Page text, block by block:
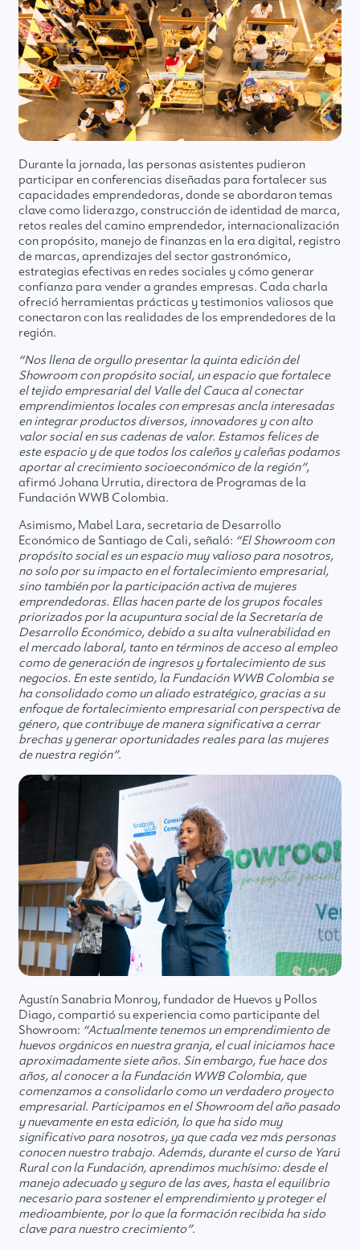
Durante la jornada, las personas asistentes pudieron
participar en conferencias diseñadas para fortalecer sus
capacidades emprendedoras, donde se abordaron temas
clave como liderazgo, construcción de identidad de marca,
retos reales del camino emprendedor, internacionalización
con propósito, manejo de finanzas en la era digital, registro
de marcas, aprendizajes del sector gastronómico,
estrategias efectivas en redes sociales y cómo generar
confianza para vender a grandes empresas. Cada charla
ofreció herramientas prácticas y testimonios valiosos que
conectaron con las realidades de los emprendedores de la
región.
“Nos llena de orgullo presentar la quinta edición del
Showroom con propósito social, un espacio que fortalece
el tejido empresarial del Valle del Cauca al conectar
emprendimientos locales con empresas ancla interesadas
en integrar productos diversos, innovadores y con alto
valor social en sus cadenas de valor. Estamos felices de
este espacio y de que todos los caleños y caleñas podamos
aportar al crecimiento socioeconómico de la región”,
afirmó Johana Urrutia, directora de Programas de la
Fundación WWB Colombia.
Asimismo, Mabel Lara, secretaria de Desarrollo
Económico de Santiago de Cali, señaló: “El Showroom con
propósito social es un espacio muy valioso para nosotros,
no solo por su impacto en el fortalecimiento empresarial,
sino también por la participación activa de mujeres
emprendedoras. Ellas hacen parte de los grupos focales
priorizados por la acupuntura social de la Secretaría de
Desarrollo Económico, debido a su alta vulnerabilidad en
el mercado laboral, tanto en términos de acceso al empleo
como de generación de ingresos y fortalecimiento de sus
negocios. En este sentido, la Fundación WWB Colombia se
ha consolidado como un aliado estratégico, gracias a su
enfoque de fortalecimiento empresarial con perspectiva de
género, que contribuye de manera significativa a cerrar
brechas y generar oportunidades reales para las mujeres
de nuestra región”.
Agustín Sanabria Monroy, fundador de Huevos y Pollos
Diago, compartió su experiencia como participante del
Showroom: “Actualmente tenemos un emprendimiento de
huevos orgánicos en nuestra granja, el cual iniciamos hace
aproximadamente siete años. Sin embargo, fue hace dos
años, al conocer a la Fundación WWB Colombia, que
comenzamos a consolidarlo como un verdadero proyecto
empresarial. Participamos en el Showroom del año pasado
y nuevamente en esta edición, lo que ha sido muy
significativo para nosotros, ya que cada vez más personas
conocen nuestro trabajo. Además, durante el curso de Yarú
Rural con la Fundación, aprendimos muchísimo: desde el
manejo adecuado y seguro de las aves, hasta el equilibrio
necesario para sostener el emprendimiento y proteger el
medioambiente, por lo que la formación recibida ha sido
clave para nuestro crecimiento”.